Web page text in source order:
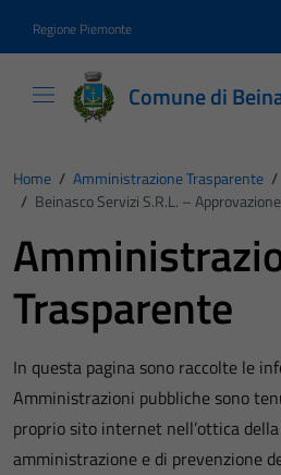
Regione Piemonte
Comune di
Home / Amministrazione Trasparente /
/ Beinasco Servizi S.r.l. –
Trasparente
In questa pagina sono raccolte le
Amministrazioni pubbliche sono
proprio sito internet nell’ottica
amministrazione e di prevenzione